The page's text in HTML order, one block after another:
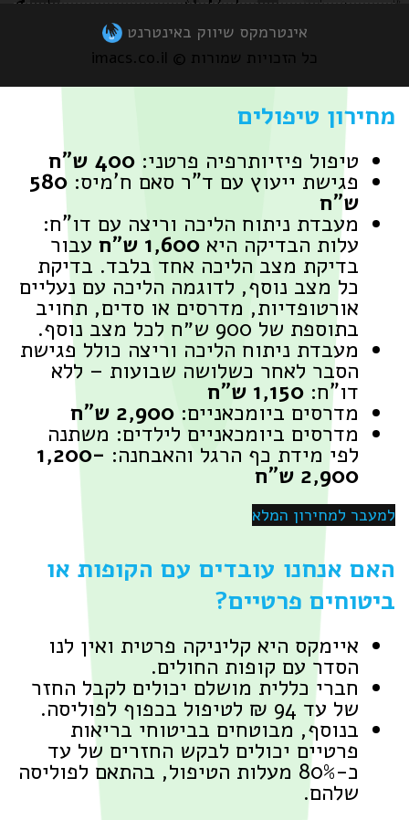
אינטרמקס שיווק באינטרנט
כל הזכויות שמורות © imacs.co.il
טיפולים
פיזיותרפיה פרטני:400 ש"ח
ייעוץ עם ד"ר סאם ח'מיס:580
ניתוח הליכה וריצה עם דו"ח:
הבדיקה היא1,600 ש״ח עבור
מצב הליכה אחד בלבד. בדיקת
מצב נוסף, לדוגמה הליכה עם נעליים
מדרסים או סדים, תחויב
של 900 ש״ח לכל מצב נוסף.
ניתוח הליכה וריצה כולל פגישת
לאחר כשלושה שבועות – ללא
1,150 ש"ח
ביומכאניים:2,900 ש"ח
ביומכאניים לילדים: משתנה
מידת כף הרגל והאבחנה:1,200-
ש"ח
המלא
עובדים עם הקופות או
פרטיים?
היא קליניקה פרטית ואין לנו
עם קופות החולים.
כללית מושלם יכולים לקבל החזר
₪ לטיפול בכפוף לפוליסה.
מבוטחים בביטוחי בריאות
יכולים לבקש החזרים של עד
כ-80% מעלות הטיפול, בהתאם לפוליסה